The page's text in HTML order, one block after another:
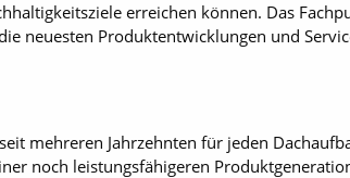
erreichen können. Das
neuesten Produktentwicklungen und
mehreren Jahrzehnten für jeden
noch leistungsfähigeren